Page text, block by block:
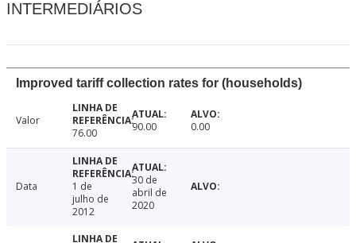
INTERMEDIÁRIOS
Improved tariff collection rates for (households)
Valor
76.00
90.00 0.00
Data
1 de
julho de
2012
30 de
abril de
2020